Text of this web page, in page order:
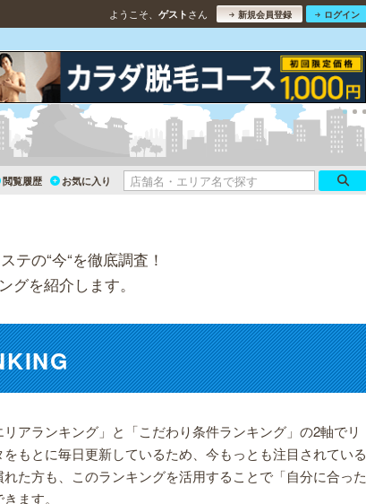
ようこそ、 ゲスト さん 新規会員登録 ログイン
閲覧履歴 お気に入り
テの“今“を徹底調査！
グを紹介します。
アランキング」と「こだわり条件ランキング」の2軸でリ
もとに毎日更新しているため、今もっとも注目されている
た方も、このランキングを活用することで「自分に合った
ます。